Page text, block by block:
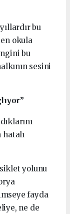
bu
okula
bu
sesini
hatalı
yolunu
fayda
ne de